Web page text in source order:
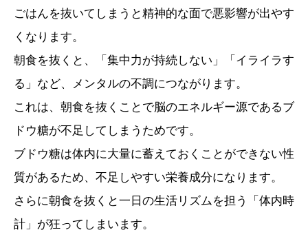
ごはんを抜いてしまうと精神的な面で悪影響が出やす
くなります。
朝食を抜くと、「集中力が持続しない」「イライラす
る」など、メンタルの不調につながります。
これは、朝食を抜くことで脳のエネルギー源であるブ
ドウ糖が不足してしまうためです。
ブドウ糖は体内に大量に蓄えておくことができない性
質があるため、不足しやすい栄養成分になります。
さらに朝食を抜くと一日の生活リズムを担う「体内時
計」が狂ってしまいます。